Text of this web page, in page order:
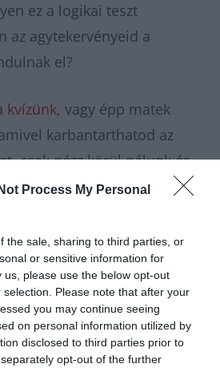
Process My Personal
the sale, sharing to third parties, or
or sensitive information for
please use the below opt-out
Please note that after your
you may continue seeing
on personal information utilized by
disclosed to third parties prior to
opt-out of the further
ez a logikai teszt
az agytekervényeid a
el?
kvízünk, vagy épp matek
karbantarthatod az
csak nézz körül nálunk és
feladatokat találhatsz!